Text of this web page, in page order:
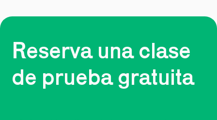
Reserva una clase
de prueba gratuita